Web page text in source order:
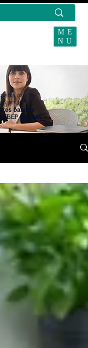
ME
NU
con la
más
baratos
EBEP Express.